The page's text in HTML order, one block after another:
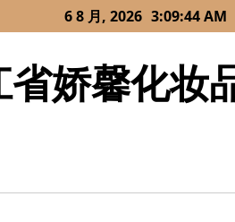
6 8 月, 2026 3:09:44 AM
娇馨化妆